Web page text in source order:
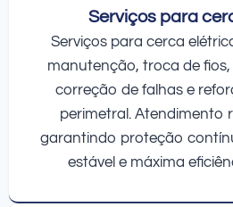
Serviços para
Serviços para cerca
manutenção, troca de fios,
correção de falhas e
perimetral. Atendimento
garantindo proteção
estável e máxima